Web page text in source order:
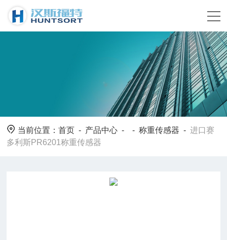
当前位置：首页 - 产品中心 - -称重传感器 -进口赛
多利斯PR6201称重传感器